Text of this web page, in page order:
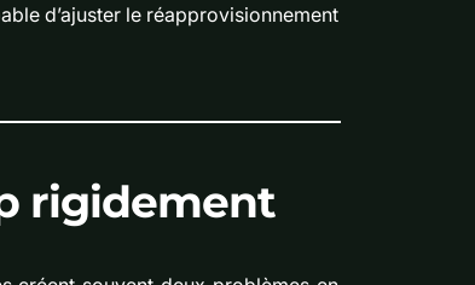
d’ajuster le réapprovisionnement
rigidement